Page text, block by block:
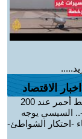
اخبار الاقتصاد
-خط أحمر عند 200
.. السيسي يوجه
-احتكار الشواطئ-